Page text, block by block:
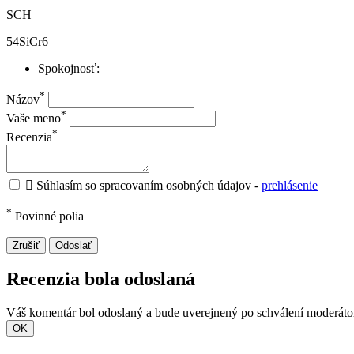
SCH
54SiCr6
Spokojnosť:
Názov*
Vaše meno*
Recenzia*
 Súhlasím so spracovaním osobných údajov - prehlásenie
* Povinné polia
Zrušiť Odoslať
Recenzia bola odoslaná
Váš komentár bol odoslaný a bude uverejnený po schválení
OK